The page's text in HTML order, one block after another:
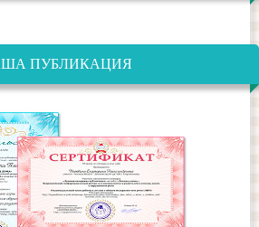
ПУБЛИКАЦИЯ